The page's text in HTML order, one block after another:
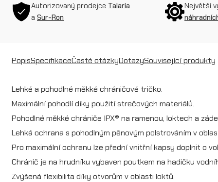
Autorizovaný prodejce Talaria
a Sur-Ron
Největší
PopisSpecifikaceČasté otázkyDotazySouvisející produkty
Lehké a pohodlné měkké chráničové tričko.
Maximální pohodlí díky použití strečových materiálů.
Pohodlné měkké chrániče IPX® na ramenou, loktech a
Lehká ochrana s pohodlným pěnovým polstrováním v
Pro maximální ochranu lze přední vnitřní kapsy doplnit o
Chránič je na hrudníku vybaven poutkem na hadičku
Zvýšená flexibilita díky otvorům v oblasti loktů.